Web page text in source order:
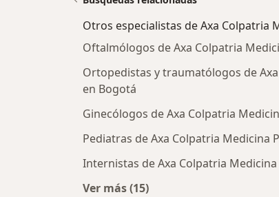
Otros especialistas de Axa Colpatria
Oftalmólogos de Axa Colpatria
Ortopedistas y traumatólogos de
en Bogotá
Ginecólogos de Axa Colpatria
Pediatras de Axa Colpatria Medicina
Internistas de Axa Colpatria
Ver más (15)